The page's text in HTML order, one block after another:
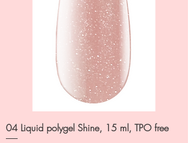
04 Liquid polygel Shine, 15 ml, TPO free